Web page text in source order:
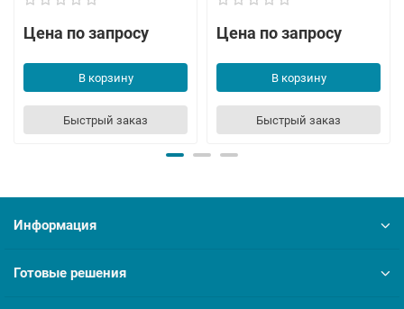
Цена по запросу
В корзину
Быстрый заказ
Цена по запросу
В корзину
Быстрый заказ
Информация
Готовые решения